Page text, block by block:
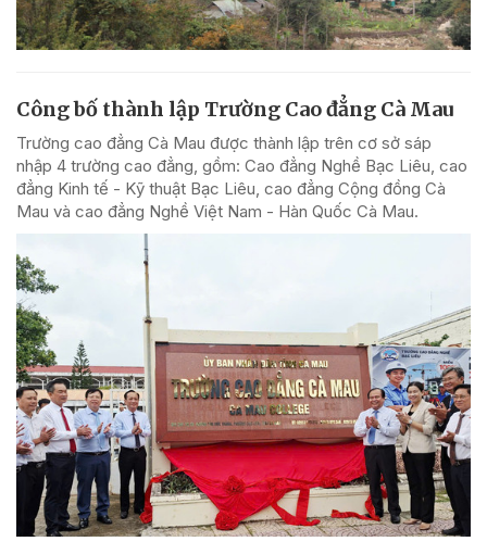
Công bố thành lập Trường Cao đẳng Cà Mau
Trường cao đẳng Cà Mau được thành lập trên cơ sở sáp
nhập 4 trường cao đẳng, gồm: Cao đẳng Nghề Bạc Liêu, cao
đẳng Kinh tế - Kỹ thuật Bạc Liêu, cao đẳng Cộng đồng Cà
Mau và cao đẳng Nghề Việt Nam - Hàn Quốc Cà Mau.